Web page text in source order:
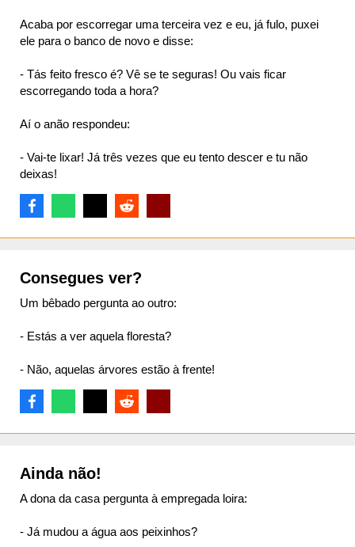
Acaba por escorregar uma terceira vez e eu, já fulo, puxei
ele para o banco de novo e disse:
- Tás feito fresco é? Vê se te seguras! Ou vais ficar
escorregando toda a hora?
Aí o anão respondeu:
- Vai-te lixar! Já três vezes que eu tento descer e tu não
deixas!
Consegues ver?
Um bêbado pergunta ao outro:
- Estás a ver aquela floresta?
- Não, aquelas árvores estão à frente!
Ainda não!
A dona da casa pergunta à empregada loira:
- Já mudou a água aos peixinhos?